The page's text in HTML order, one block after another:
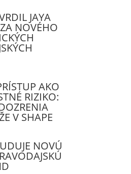
JAYA
NOVÉHO
AKO
RIZIKO:
V SHAPE
NOVÚ